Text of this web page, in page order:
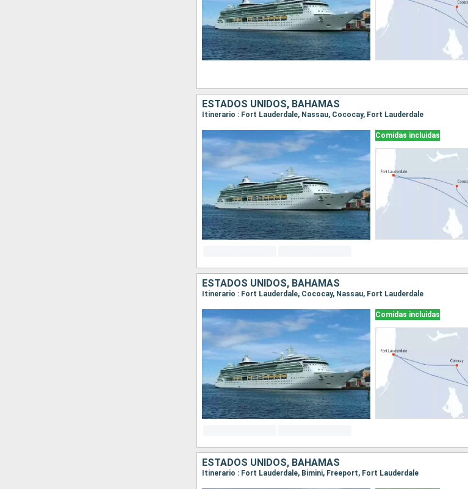
ESTADOS UNIDOS, BAHAMAS
Itinerario : Fort Lauderdale, Nassau, Cococay, Fort Lauderdale
Comidas incluidas
ESTADOS UNIDOS, BAHAMAS
Itinerario : Fort Lauderdale, Cococay, Nassau, Fort Lauderdale
Comidas incluidas
ESTADOS UNIDOS, BAHAMAS
Itinerario : Fort Lauderdale, Bimini, Freeport, Fort Lauderdale